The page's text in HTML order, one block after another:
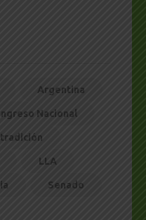
Argentina
Nacional
LLA
Senado